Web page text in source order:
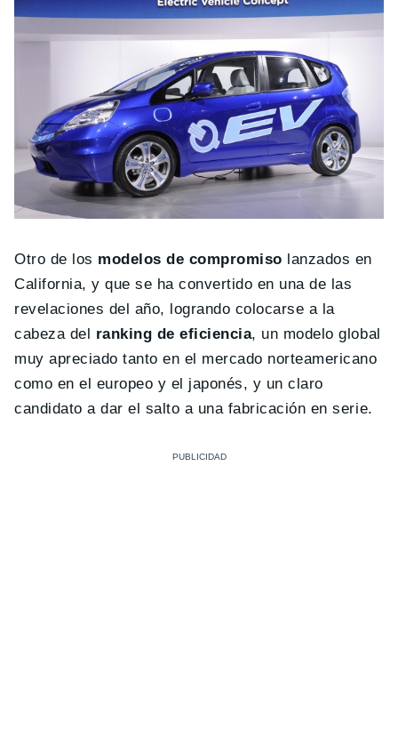
Otro de los modelos de compromiso lanzados en
California, y que se ha convertido en una de las
revelaciones del año, logrando colocarse a la
cabeza del ranking de eficiencia, un modelo global
muy apreciado tanto en el mercado norteamericano
como en el europeo y el japonés, y un claro
candidato a dar el salto a una fabricación en serie.